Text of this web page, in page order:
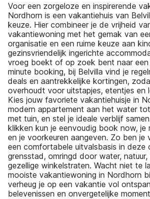
Voor een zorgeloze en inspirerende
Nordhorn is een vakantiehuis van
keuze. Hier combineer je de vrijheid
vakantiewoning met het gemak van
organisatie en een ruime keuze aan
gezinsvriendelijk ingerichte
vroeg boekt of op zoek bent naar een
minute booking, bij Belvilla vind je
deals en aantrekkelijke kortingen,
overhoudt voor uitstapjes, etentjes en
Kies jouw favoriete vakantiehuisje in
modern appartement aan het water
met tuin, en stel je ideale verblijf
klikken kun je eenvoudig book now, je
en je voorkeuren aangeven. Zo ben je
een comfortabele uitvalsbasis in deze
grensstad, omringd door water, natuur,
gezellige winkelstraten. Wacht niet te
mooiste vakantiewoning in Nordhorn
verheug je op een vakantie vol
belevenissen en onvergetelijke